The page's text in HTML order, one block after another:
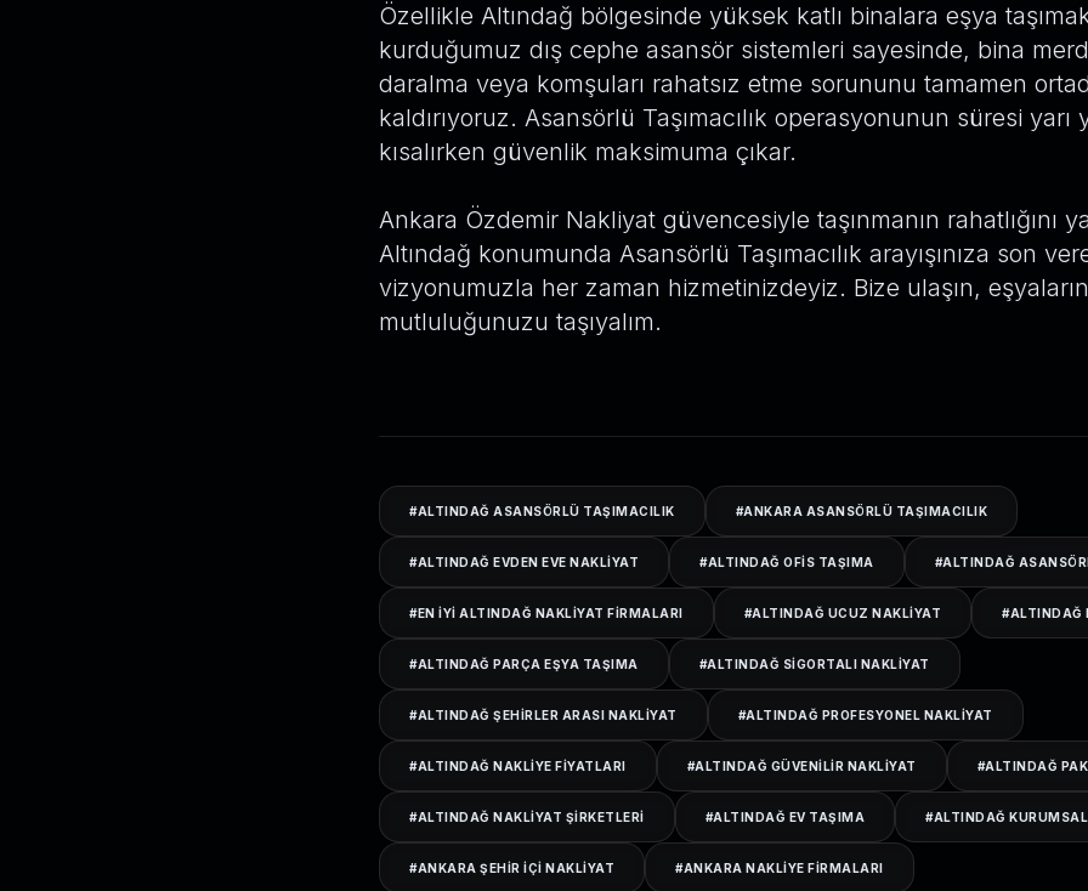
Özellikle Altındağ bölgesinde yüksek katlı binalara eşya
kurduğumuz dış cephe asansör sistemleri sayesinde, bina
daralma veya komşuları rahatsız etme sorununu tamamen
kaldırıyoruz. Asansörlü Taşımacılık operasyonunun süresi yarı
kısalırken güvenlik maksimuma çıkar.
Ankara Özdemir Nakliyat güvencesiyle taşınmanın rahatlığını
Altındağ konumunda Asansörlü Taşımacılık arayışınıza son
vizyonumuzla her zaman hizmetinizdeyiz. Bize ulaşın,
mutluluğunuzu taşıyalım.
#ALTINDAĞ ASANSÖRLÜ TAŞIMACILIK #ANKARA ASANSÖRLÜ TAŞIMACILIK
#ALTINDAĞ EVDEN EVE NAKLIYAT #ALTINDAĞ OFIS TAŞIMA #ALTINDAĞ
#EN IYI ALTINDAĞ NAKLIYAT FIRMALARI #ALTINDAĞ UCUZ NAKLIYAT #ALTINDAĞ
#ALTINDAĞ PARÇA EŞYA TAŞIMA #ALTINDAĞ SIGORTALI NAKLIYAT
#ALTINDAĞ ŞEHIRLER ARASI NAKLIYAT #ALTINDAĞ PROFESYONEL NAKLIYAT
#ALTINDAĞ NAKLIYE FIYATLARI #ALTINDAĞ GÜVENILIR NAKLIYAT #ALTINDAĞ
#ALTINDAĞ NAKLIYAT ŞIRKETLERI #ALTINDAĞ EV TAŞIMA #ALTINDAĞ
#ANKARA ŞEHIR IÇI NAKLIYAT #ANKARA NAKLIYE FIRMALARI